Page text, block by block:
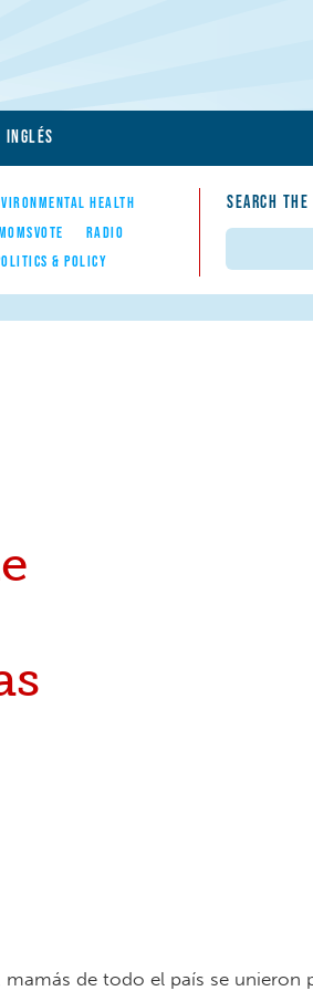
INGLÉS
HEALTH
RADIO
& POLICY
SEARCH THE
mamás de todo el país se unieron